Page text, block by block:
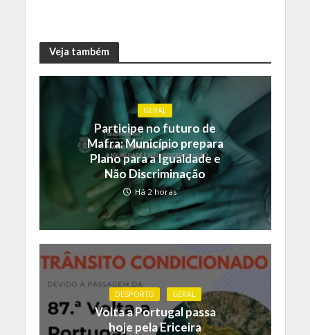
Veja também
GERAL
Participe no futuro de
Mafra: Município prepara
Plano para a Igualdade e
Não Discriminação
Há 2 horas
DESPORTO GERAL
Volta a Portugal passa
hoje pela Ericeira